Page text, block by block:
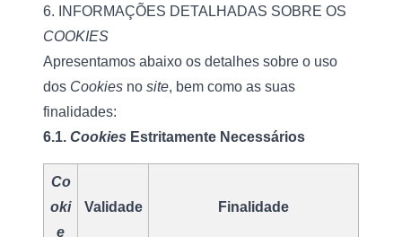
COOKIES
Apresentamos abaixo os detalhes sobre o uso
dos Cookies no site, bem como as suas
finalidades:
6.1. Cookies Estritamente Necessários
Co
oki
e
Validade Finalidade